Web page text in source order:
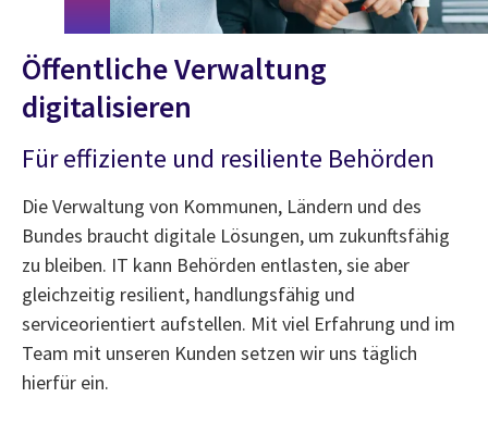
Öffentliche Verwaltung
digitalisieren
Für effiziente und resiliente Behörden
Die Verwaltung von Kommunen, Ländern und des
Bundes braucht digitale Lösungen, um zukunftsfähig
zu bleiben. IT kann Behörden entlasten, sie aber
gleichzeitig resilient, handlungsfähig und
serviceorientiert aufstellen. Mit viel Erfahrung und im
Team mit unseren Kunden setzen wir uns täglich
hierfür ein.